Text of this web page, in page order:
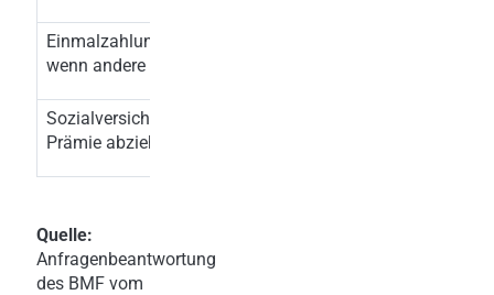
Einmalzahlung im Kollektivvertrag,
wenn andere Kriterien erfüllt sind
Sozialversicherungsbeiträge von der
Prämie abziehen?
Quelle:
Anfragenbeantwortung
des BMF vom